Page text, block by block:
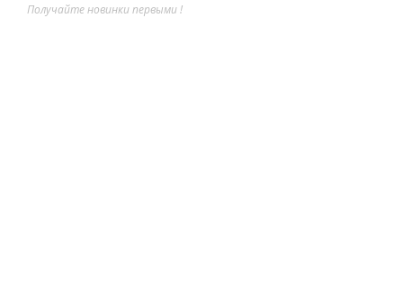
Получайте новинки первыми !